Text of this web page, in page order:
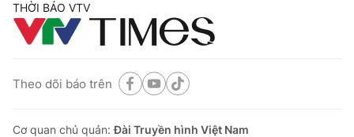
THỜI BÁO VTV
Theo dõi báo trên
Cơ quan chủ quản:Đài Truyền hình Việt Nam